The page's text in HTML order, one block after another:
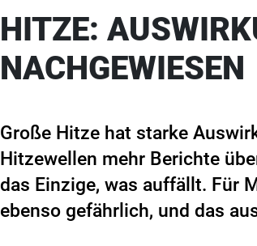
HITZE:
NACHGEWIESEN
Große Hitze hat starke
Hitzewellen mehr Berichte
das Einzige, was auffällt. Für
ebenso gefährlich, und das